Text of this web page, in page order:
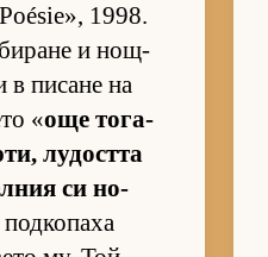
1998.
и нощ­
в пи­сане на
«още то­га­
лу­достта
си но­